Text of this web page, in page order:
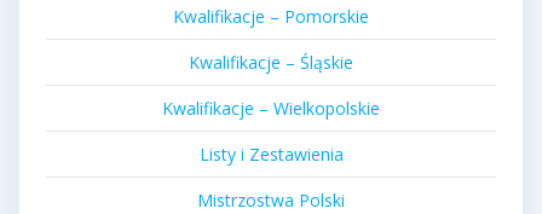
Kwalifikacje – Pomorskie
Kwalifikacje – Śląskie
Kwalifikacje – Wielkopolskie
Listy i Zestawienia
Mistrzostwa Polski